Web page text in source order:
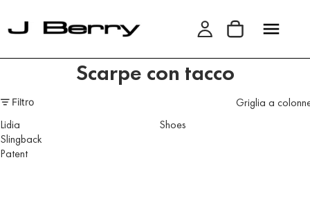
Scarpe con tacco
Filtro
Griglia a
Lidia
Slingback
Patent
Shoes